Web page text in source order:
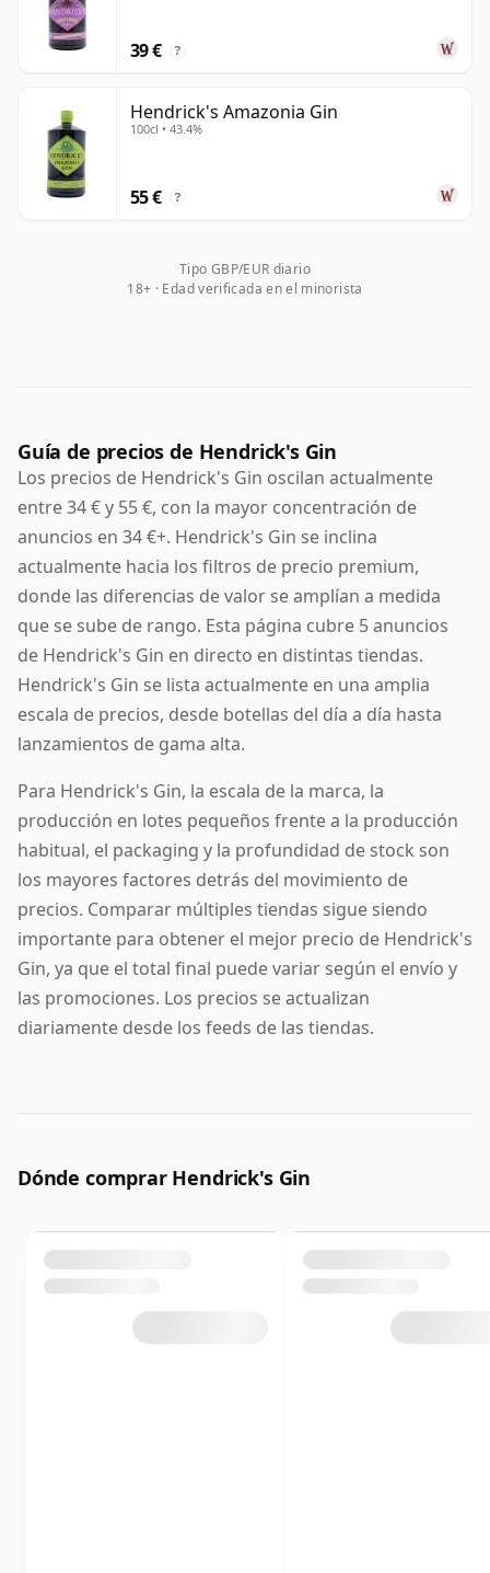
Hendrick's.
El atractivo de Hendrick's reside en su capacidad para
Sigue siendo un gin accesible y versátil, ideal para gin-
tonics clásicos y combinados largos, mientras que su
estética excéntrica y su perfil de sabor
cuidadosamente equilibrado le otorgan un lugar
39 € ?
Hendrick's Amazonia Gin
100cl • 43.4%
55 € ?
Tipo GBP/EUR diario
18+ · Edad verificada en el minorista
Guía de precios de Hendrick's Gin
Los precios de Hendrick's Gin oscilan actualmente
entre 34 € y 55 €, con la mayor concentración de
anuncios en 34 €+. Hendrick's Gin se inclina
actualmente hacia los filtros de precio premium,
donde las diferencias de valor se amplían a medida
que se sube de rango. Esta página cubre 5 anuncios
de Hendrick's Gin en directo en distintas tiendas.
Hendrick's Gin se lista actualmente en una amplia
escala de precios, desde botellas del día a día hasta
lanzamientos de gama alta.
Para Hendrick's Gin, la escala de la marca, la
producción en lotes pequeños frente a la producción
habitual, el packaging y la profundidad de stock son
los mayores factores detrás del movimiento de
precios. Comparar múltiples tiendas sigue siendo
importante para obtener el mejor precio de Hendrick's
Gin, ya que el total final puede variar según el envío y
las promociones. Los precios se actualizan
diariamente desde los feeds de las tiendas.
Dónde comprar Hendrick's Gin